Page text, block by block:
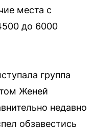
места с
до 6000
группа
Женей
недавно
обзавестись